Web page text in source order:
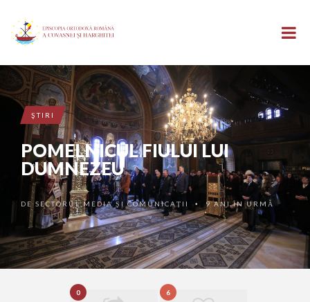
ŞTIRI
POMELNICUL FIULUI LUI
DUMNEZEU
DESECTORUL MEDIA ȘI COMUNICAȚII • 9 ANI ÎN URMĂ
0 6